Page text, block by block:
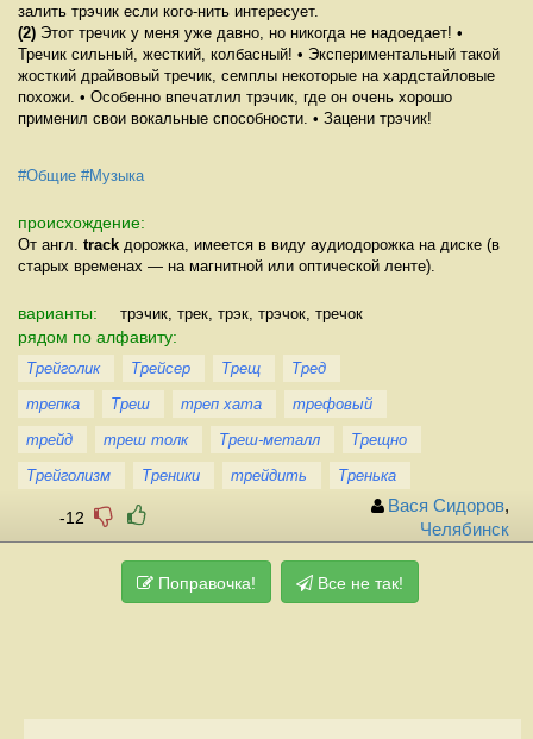
залить трэчик если кого-нить интересует.
(2) Этот тречик у меня уже давно, но никогда не надоедает! •
Тречик сильный, жесткий, колбасный! • Экспериментальный такой
жосткий драйвовый тречик, семплы некоторые на хардстайловые
похожи. • Особенно впечатлил трэчик, где он очень хорошо
применил свои вокальные способности. • Зацени трэчик!
#Общие #Музыка
происхождение:
От англ. track дорожка, имеется в виду аудиодорожка на диске (в
старых временах — на магнитной или оптической ленте).
варианты: трэчик, трек, трэк, трэчок, тречок
рядом по алфавиту:
Трейголик Трейсер Трещ
Тред
трепка
Треш треп хата
трефовый
трейд
треш толк Треш-металл
Трещно
Трейголизм
Треники трейдить Тренька
-12
Вася Сидоров,
Челябинск
Поправочка! Все не так!